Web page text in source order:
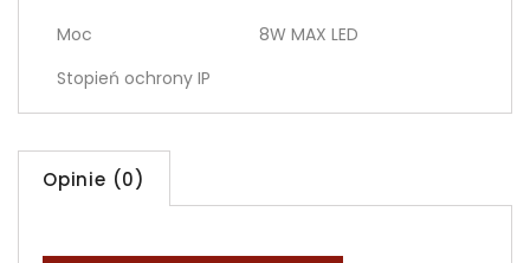
Moc
8W MAX LED
Stopień ochrony IP
Opinie (0)